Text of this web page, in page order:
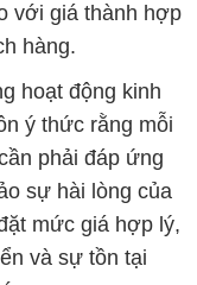
với giá thành hợp
hàng.
hoạt động kinh
ý thức rằng mỗi
phải đáp ứng
sự hài lòng của
mức giá hợp lý,
và sự tồn tại